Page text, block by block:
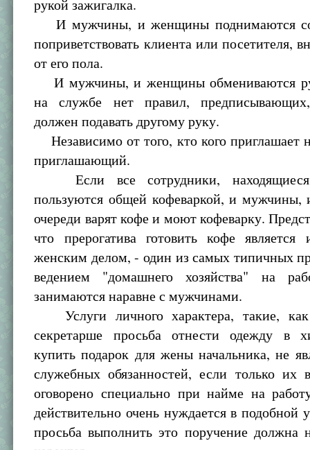
рукой зажигалка.
И мужчины, и женщины поднимаются со
поприветствовать клиента или посетителя,
от его пола.
И мужчины, и женщины обмениваются
на службе нет правил,
должен подавать другому руку.
Независимо от того, кто кого приглашает
приглашающий.
Если все сотрудники,
пользуются общей кофеваркой, и
очереди варят кофе и моют кофеварку.
что прерогатива готовить кофе является
женским делом, - один из самых типичных
ведением "домашнего хозяйства" на
занимаются наравне с мужчинами.
Услуги личного характера, такие, как
секретарше просьба отнести одежду в
купить подарок для жены начальника, не
служебных обязанностей, если только их
оговорено специально при найме на
действительно очень нуждается в подобной
просьба выполнить это поручение должна